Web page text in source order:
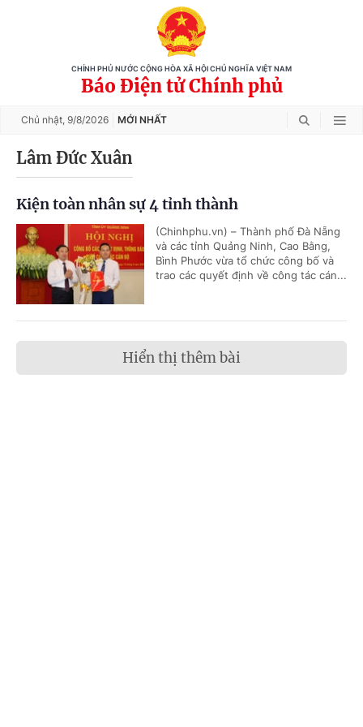
CHÍNH PHỦ NƯỚC CỘNG HÒA XÃ HỘI CHỦ NGHĨA VIỆT NAM
Báo Điện tử Chính phủ
Chủ nhật, 9/8/2026 MỚI NHẤT
Lâm Đức Xuân
Kiện toàn nhân sự 4 tỉnh thành
(Chinhphu.vn) – Thành phố Đà Nẵng
và các tỉnh Quảng Ninh, Cao Bằng,
Bình Phước vừa tổ chức công bố và
trao các quyết định về công tác cán...
Hiển thị thêm bài